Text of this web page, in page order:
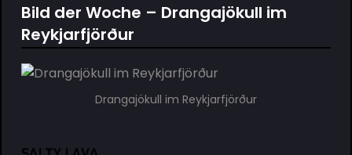
Bild der Woche – Drangajökull im
Reykjarfjörður
Drangajökull im Reykjarfjörður